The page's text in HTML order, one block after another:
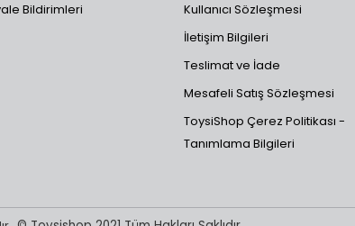
Bildirimleri
Kullanıcı Sözleşmesi
İletişim Bilgileri
Teslimat ve İade
Mesafeli Satış Sözleşmesi
ToysiShop Çerez Politikası -
Tanımlama Bilgileri